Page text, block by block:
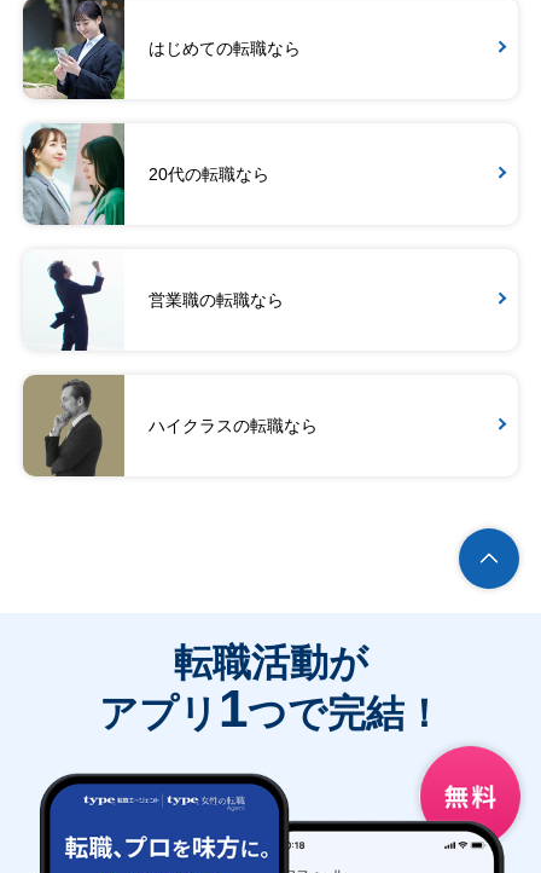
はじめての転職なら
20代の転職なら
営業職の転職なら
ハイクラスの転職なら
転職活動が
アプリ 1つで完結！